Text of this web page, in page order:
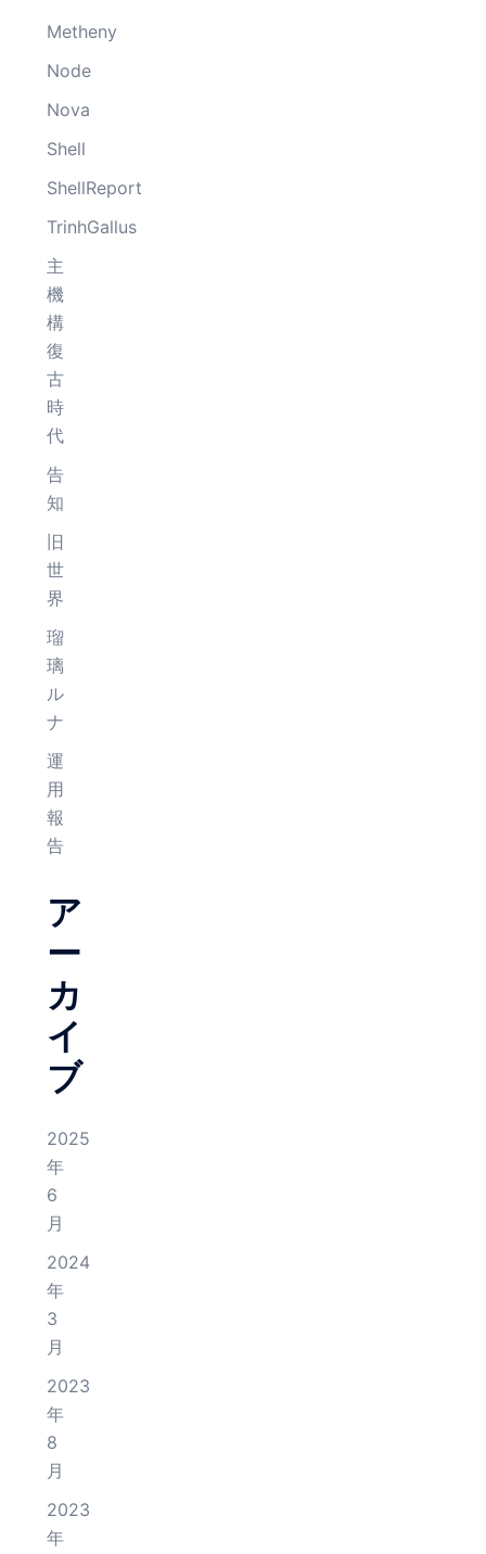
Metheny
Node
Nova
Shell
ShellReport
TrinhGallus
主
機
構
復
古
時
代
告
知
旧
世
界
瑠
璃
ル
ナ
運
用
報
告
ア
ー
カ
イ
ブ
2025
年
6
月
2024
年
3
月
2023
年
8
月
2023
年